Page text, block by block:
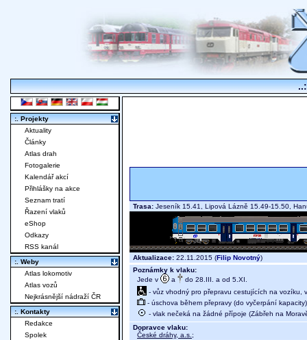
Trasa: Jeseník 15.41, Lipová Lázně 15.49-15.50,
Aktualizace: 22.11.2015 (Filip Novotný)
Poznámky k vlaku:
Jede v
a
do 28.III. a od 5.XI.
- vůz vhodný pro přepravu cestujících na vozíku,
- úschova během přepravy (do vyčerpání kapacity)
- vlak nečeká na žádné přípoje (Zábřeh na
Dopravce vlaku:
České dráhy, a.s. ;
:. Projekty
Aktuality
Články
Atlas drah
Fotogalerie
Kalendář akcí
Přihlášky na akce
Seznam tratí
Řazení vlaků
eShop
Odkazy
RSS kanál
:. Weby
Atlas lokomotiv
Atlas vozů
Nejkrásnější nádraží ČR
:. Kontakty
Redakce
Spolek